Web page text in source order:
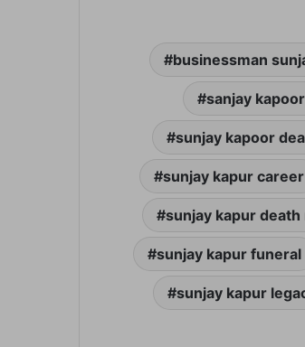
businessman
sanjay
sunjay kapoor
sunjay kapur career
sunjay kapur death
sunjay kapur funeral
sunjay kapur